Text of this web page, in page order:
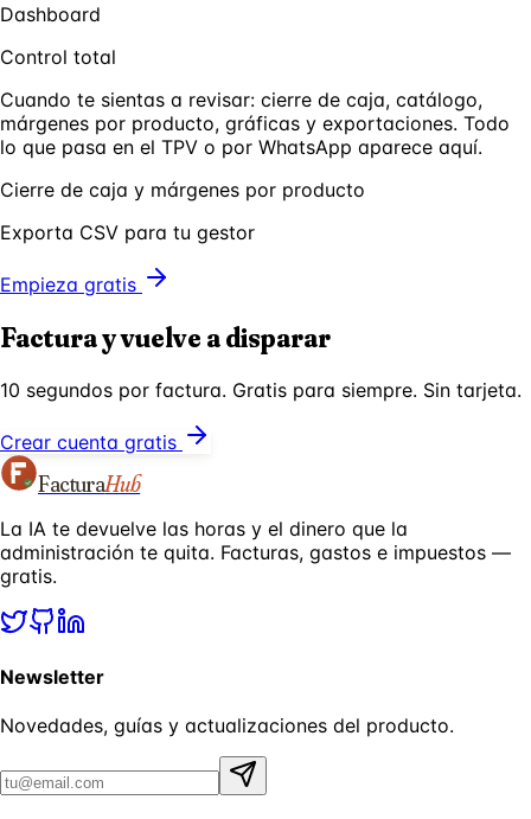
Dashboard
Control total
Cuando te sientas a revisar: cierre de caja, catálogo,
márgenes por producto, gráficas y exportaciones. Todo
lo que pasa en el TPV o por WhatsApp aparece aquí.
Cierre de caja y márgenes por producto
Exporta CSV para tu gestor
Empieza gratis
Factura y vuelve a disparar
10 segundos por factura. Gratis para siempre. Sin tarjeta.
Crear cuenta gratis
FacturaHub
La IA te devuelve las horas y el dinero que la
administración te quita. Facturas, gastos e impuestos —
gratis.
Newsletter
Novedades, guías y actualizaciones del producto.